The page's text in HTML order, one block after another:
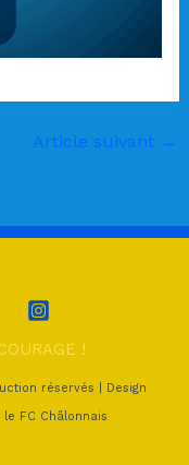
Article suivant →
!
réservés | Design
FC Châlonnais